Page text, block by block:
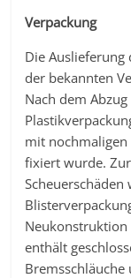
Verpackung
Die
der bekannten
Nach dem
mit
fixiert wurde.
Neukonstruktion
enthält
Bremsschläuche